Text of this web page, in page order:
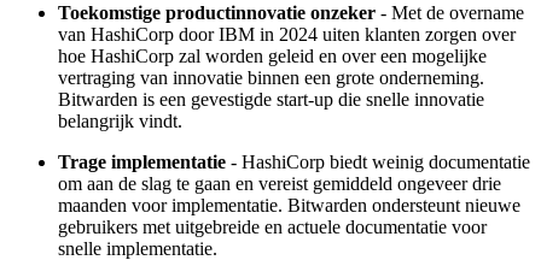
Toekomstige productinnovatie onzeker - Met de overname
van HashiCorp door IBM in 2024 uiten klanten zorgen over
hoe HashiCorp zal worden geleid en over een mogelijke
vertraging van innovatie binnen een grote onderneming.
Bitwarden is een gevestigde start-up die snelle innovatie
belangrijk vindt.
Trage implementatie - HashiCorp biedt weinig documentatie
om aan de slag te gaan en vereist gemiddeld ongeveer drie
maanden voor implementatie. Bitwarden ondersteunt nieuwe
gebruikers met uitgebreide en actuele documentatie voor
snelle implementatie.